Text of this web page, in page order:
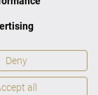
Deny
all